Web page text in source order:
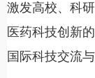
激发高校、科
医药科技创新
国际科技交流